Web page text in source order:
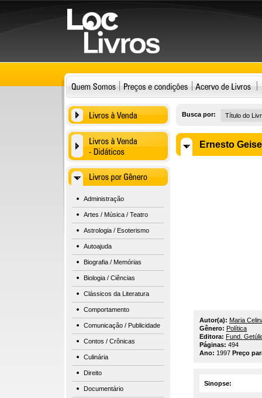
Administração
Artes / Música / Teatro
Astrologia / Esoterismo
Autoajuda
Biografia / Memórias
Biologia / Ciências
Clássicos da Literatura
Comportamento
Comunicação / Publicidade
Contos / Crônicas
Culinária
Direito
Documentário
Busca por:
Ernesto
Autor(a): Maria
Gênero: Política
Editora: Fund.
Páginas: 494
Ano: 1997 Preço
Sinopse: